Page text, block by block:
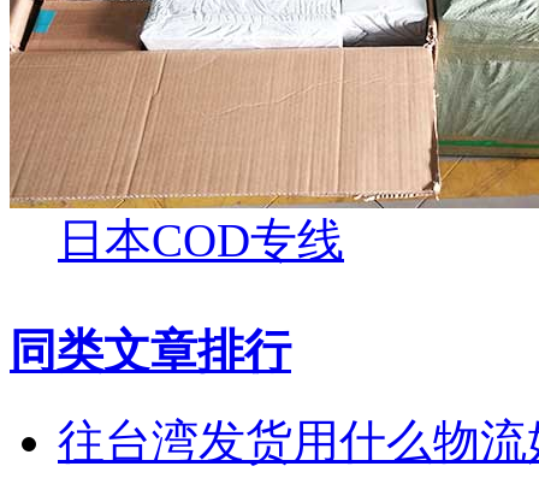
日本COD专线
同类文章排行
往台湾发货用什么物流